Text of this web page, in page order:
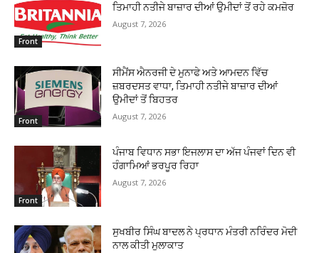
Front
ਤਿਮਾਹੀ ਨਤੀਜੇ ਬਾਜ਼ਾਰ ਦੀਆਂ ਉਮੀਦਾਂ ਤੋਂ ਰਹੇ ਕਮਜ਼ੋਰ
August 7, 2026
Front
ਸੀਮੈਂਸ ਐਨਰਜੀ ਦੇ ਮੁਨਾਫੇ ਅਤੇ ਆਮਦਨ ਵਿੱਚ
ਜ਼ਬਰਦਸਤ ਵਾਧਾ, ਤਿਮਾਹੀ ਨਤੀਜੇ ਬਾਜ਼ਾਰ ਦੀਆਂ
ਉਮੀਦਾਂ ਤੋਂ ਬਿਹਤਰ
August 7, 2026
Front
ਪੰਜਾਬ ਵਿਧਾਨ ਸਭਾ ਇਜਲਾਸ ਦਾ ਅੱਜ ਪੰਜਵਾਂ ਦਿਨ ਵੀ
ਹੰਗਾਮਿਆਂ ਭਰਪੂਰ ਰਿਹਾ
August 7, 2026
ਸੁਖਬੀਰ ਸਿੰਘ ਬਾਦਲ ਨੇ ਪ੍ਰਧਾਨ ਮੰਤਰੀ ਨਰਿੰਦਰ ਮੋਦੀ
ਨਾਲ ਕੀਤੀ ਮੁਲਾਕਾਤ